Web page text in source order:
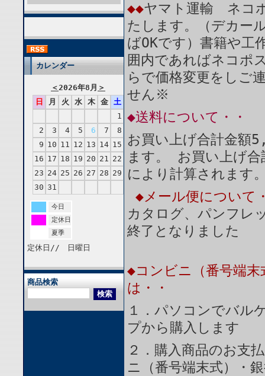
カレンダー
＜2026年8月 ＞
日
月 火 水 木 金
土
1
2
3 4 5 6 7
8
9 10 11 12 13 14 15
16 17 18 19 20 21 22
23 24 25 26 27 28 29
30 31
今日
定休日
夏季
定休日// 日曜日
商品検索
◆◆ヤマト運輸 ネコ
たします。（デカー
ばOKです）書籍や工
囲内であればネコポ
らで価格変更をしご
せん※
◆送料について・・
お買い上げ合計金額
ます。 お買い上げ
により計算されます
◆メール便について
カタログ、パンフレ
終了となりました
◆コンビニ（番号端末
は・・
１．パソコンでバル
プから購入します
２．購入商品のお支
ニ（番号端末式）・